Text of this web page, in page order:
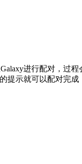
进行配对，过
示就可以配对完